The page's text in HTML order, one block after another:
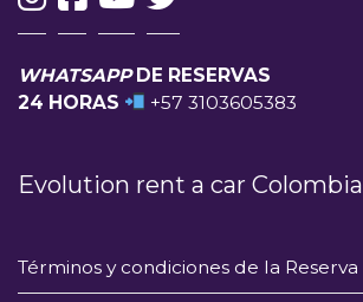
WHATSAPPDE RESERVAS
24 HORAS
+57 3103605383
Evolution rent a car Colombia
Términos y condiciones de la Reserva